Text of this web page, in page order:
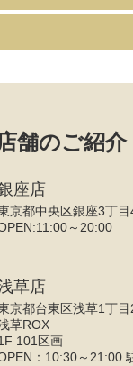
舗のご紹介
座店
京都中央区銀座3丁目
～20:00
草店
京都台東区浅草1丁
草ROX
101区画
：10:30～21:00